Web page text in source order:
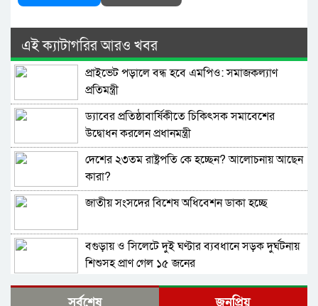
এই ক্যাটাগরির আরও খবর
প্রাইভেট পড়ালে বন্ধ হবে এমপিও: সমাজকল্যাণ
প্রতিমন্ত্রী
ড্যাবের প্রতিষ্ঠাবার্ষিকীতে চিকিৎসক সমাবেশের
উদ্বোধন করলেন প্রধানমন্ত্রী
দেশের ২৩তম রাষ্ট্রপতি কে হচ্ছেন? আলোচনায় আছেন
কারা?
জাতীয় সংসদের বিশেষ অধিবেশন ডাকা হচ্ছে
বগুড়ায় ও সিলেটে দুই ঘণ্টার ব্যবধানে সড়ক দুর্ঘটনায়
শিশুসহ প্রাণ গেল ১৫ জনের
বিমানবন্দরে ভিআইপি-সিআইপিসহ সবাইকে তল্লাশির